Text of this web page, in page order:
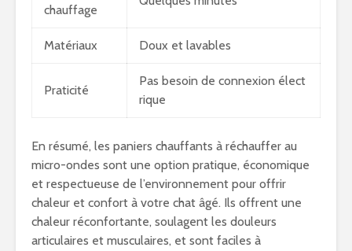
chauffage
Matériaux Doux et lavables
Praticité
Pas besoin de connexion élect
rique
En résumé, les paniers chauffants à réchauffer au
micro-ondes sont une option pratique, économique
et respectueuse de l’environnement pour offrir
chaleur et confort à votre chat âgé. Ils offrent une
chaleur réconfortante, soulagent les douleurs
articulaires et musculaires, et sont faciles à